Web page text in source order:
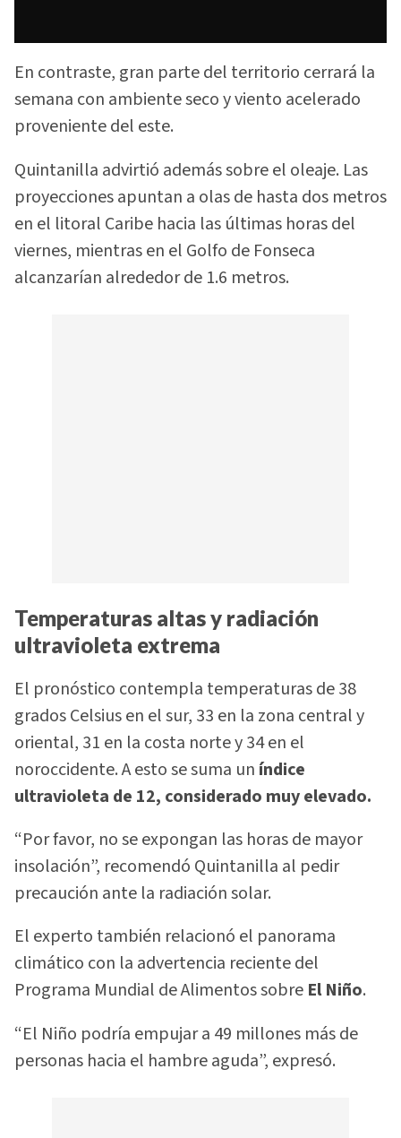
En contraste, gran parte del territorio cerrará la
semana con ambiente seco y viento acelerado
proveniente del este.
Quintanilla advirtió además sobre el oleaje. Las
proyecciones apuntan a olas de hasta dos metros
en el litoral Caribe hacia las últimas horas del
viernes, mientras en el Golfo de Fonseca
alcanzarían alrededor de 1.6 metros.
Temperaturas altas y radiación
ultravioleta extrema
El pronóstico contempla temperaturas de 38
grados Celsius en el sur, 33 en la zona central y
oriental, 31 en la costa norte y 34 en el
noroccidente. A esto se suma un índice
ultravioleta de 12, considerado muy elevado.
“Por favor, no se expongan las horas de mayor
insolación”, recomendó Quintanilla al pedir
precaución ante la radiación solar.
El experto también relacionó el panorama
climático con la advertencia reciente del
Programa Mundial de Alimentos sobre El Niño.
“El Niño podría empujar a 49 millones más de
personas hacia el hambre aguda”, expresó.